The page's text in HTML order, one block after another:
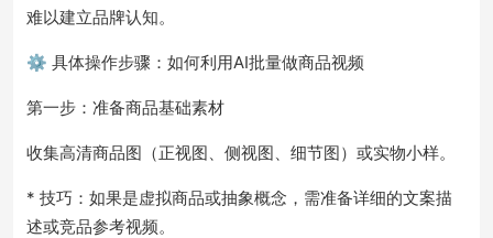
难以建立品牌认知。
⚙️ 具体操作步骤：如何利用AI批量做商品视频
第一步：准备商品基础素材
收集高清商品图（正视图、侧视图、细节图）或实物小样。
* 技巧：如果是虚拟商品或抽象概念，需准备详细的文案描
述或竞品参考视频。